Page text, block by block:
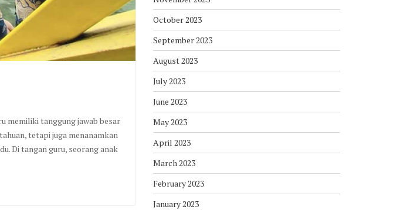
memiliki tanggung jawab besar
tetapi juga menanamkan
Di tangan guru, seorang anak
October 2023
September 2023
August 2023
July 2023
June 2023
May 2023
April 2023
March 2023
February 2023
January 2023